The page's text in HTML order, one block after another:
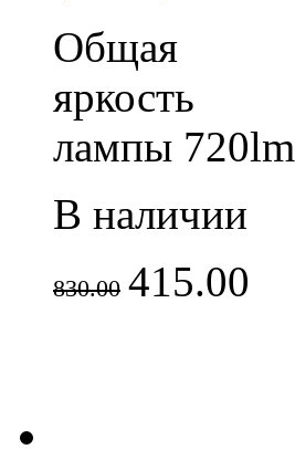
Общая
яркость
лампы 720lm
В наличии
830.00 415.00